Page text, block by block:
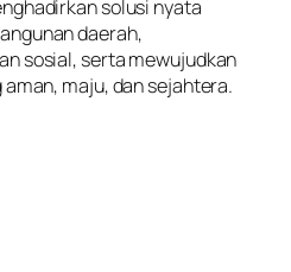
solusi nyata
daerah,
sosial, serta mewujudkan
maju, dan sejahtera.